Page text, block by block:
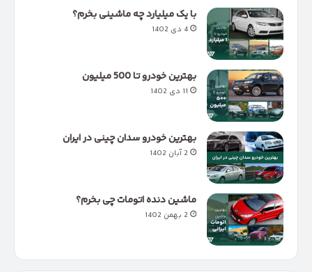
با یک میلیارد چه ماشینی بخرم؟
4 دی 1402
بهترین خودرو تا 500 میلیون
11 دی 1402
بهترین خودرو سدان چینی در ایران
2 آبان 1402
ماشین دنده اتومات چی بخرم؟
2 بهمن 1402